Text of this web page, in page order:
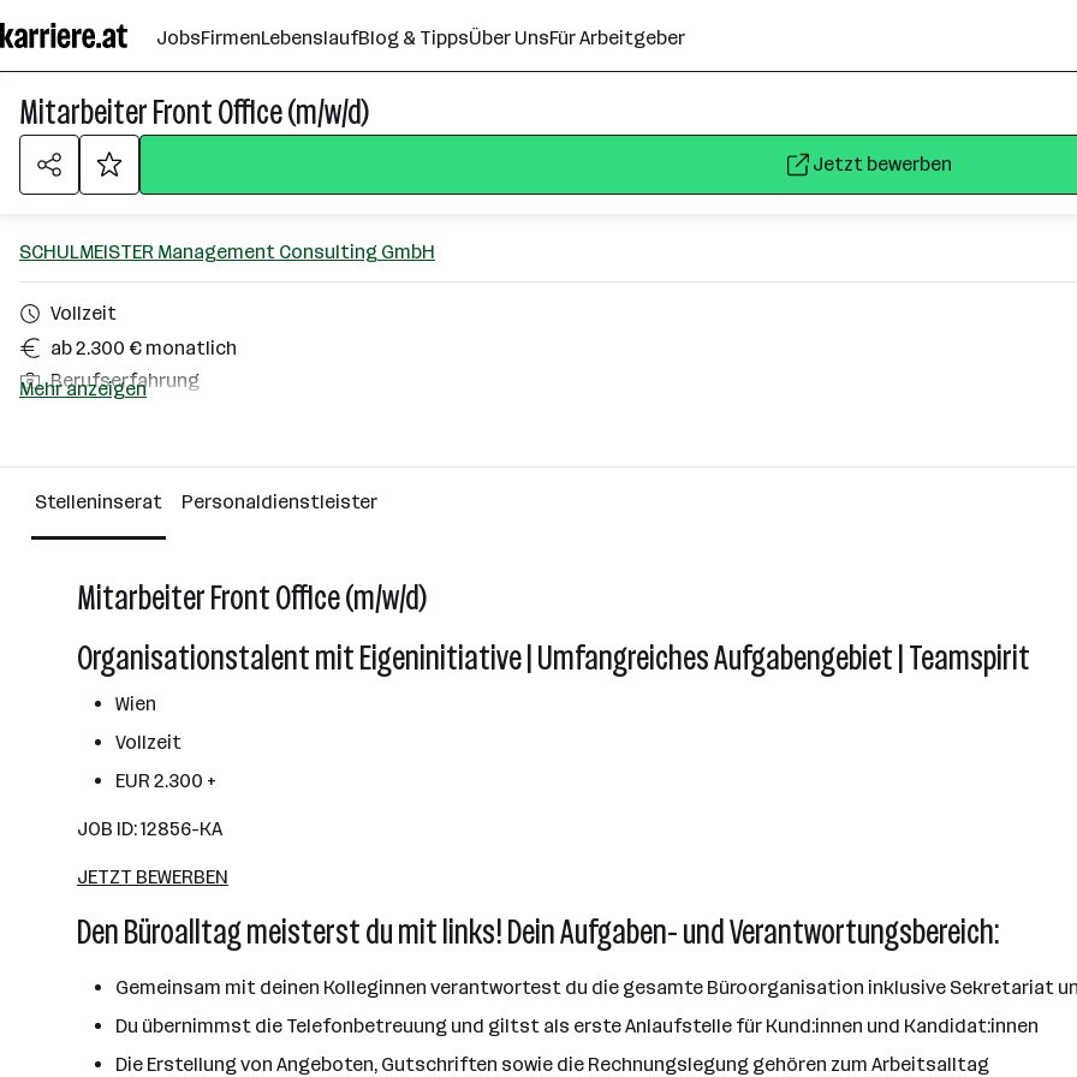
Seiteninhalt
springen
JobsFirmenLebenslaufBlog & TippsÜber UnsFür Arbeitgeber
Mitarbeiter Front Office (m/w/d)
Jetzt bewerben
SCHULMEISTER Management Consulting GmbH
Vollzeit
ab 2.300 € monatlich
Berufserfahrung
Über das Unternehmen
Wien
Mehr anzeigen
Stelleninserat Personaldienstleister
Mitarbeiter Front Office (m/w/d)
Organisationstalent mit Eigeninitiative | Umfangreiches Aufgabengebiet | Teamspirit
Wien
Vollzeit
EUR 2.300 +
JOB ID: 12856-KA
JETZT BEWERBEN
Den Büroalltag meisterst du mit links! Dein Aufgaben- und Verantwortungsbereich:
Gemeinsam mit deinen Kolleginnen verantwortest du die gesamte Büroorganisation inklusive Sekretariat
Du übernimmst die Telefonbetreuung und giltst als erste Anlaufstelle für Kund:innen und Kandidat:innen
Die Erstellung von Angeboten, Gutschriften sowie die Rechnungslegung gehören zum Arbeitsalltag